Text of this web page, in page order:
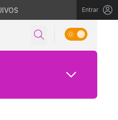
Entrar